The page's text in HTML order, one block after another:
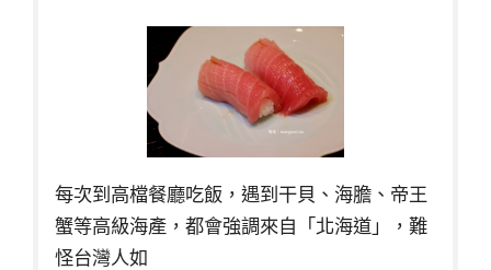
每次到高檔餐廳吃飯，遇到干貝、海膽、帝王
蟹等高級海產，都會強調來自「北海道」，難
怪台灣人如